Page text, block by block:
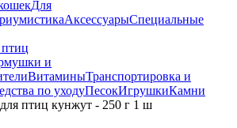
Для
АксессуарыСпециальные
и
ВитаминыТранспортировка и
по уходуПесокИгрушкиКамни
птиц кунжут - 250 г 1 ш